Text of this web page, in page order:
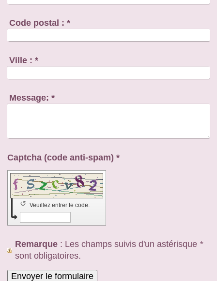
Code postal : *
Ville : *
Message: *
Captcha (code anti-spam) *
Veuillez entrer le code.
↺
Remarque : Les champs suivis d'un astérisque *
sont obligatoires.